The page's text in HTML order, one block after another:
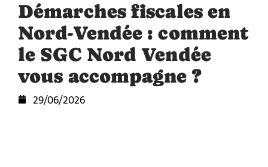
Démarches fiscales en
Nord-Vendée : comment
le SGC Nord Vendée
vous accompagne ?
29/06/2026